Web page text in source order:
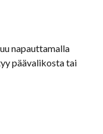
napauttamalla
päävalikosta tai